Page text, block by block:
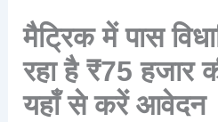
मैट्रिक में पास
रहा है ₹75 हजार
यहाँ से करें आवेदन